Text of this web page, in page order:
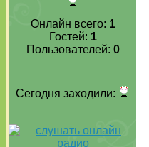
Онлайн всего: 1
Гостей: 1
Пользователей: 0
Сегодня заходили: